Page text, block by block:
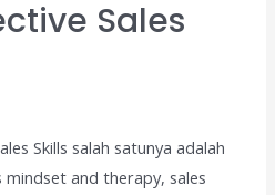
Sales
Skills salah satunya adalah
mindset and therapy, sales